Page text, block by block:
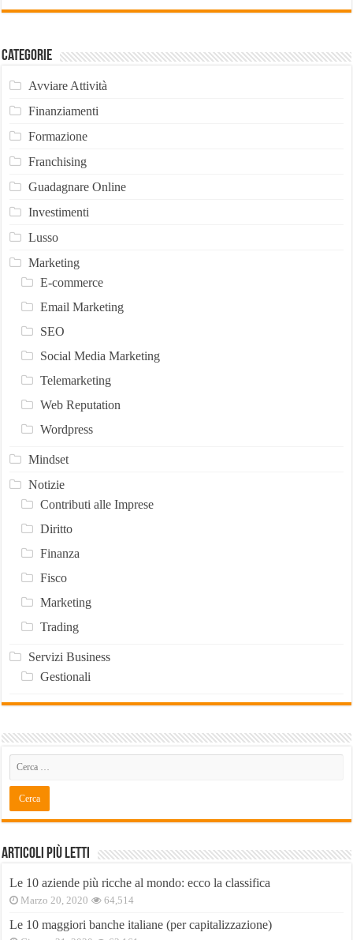
Categorie
Avviare Attività
Finanziamenti
Formazione
Franchising
Guadagnare Online
Investimenti
Lusso
Marketing
E-commerce
Email Marketing
SEO
Social Media Marketing
Telemarketing
Web Reputation
Wordpress
Mindset
Notizie
Contributi alle Imprese
Diritto
Finanza
Fisco
Marketing
Trading
Servizi Business
Gestionali
Articoli Più Letti
Le 10 aziende più ricche al mondo: ecco la classifica
Marzo 20, 2020 64,514
Le 10 maggiori banche italiane (per capitalizzazione)